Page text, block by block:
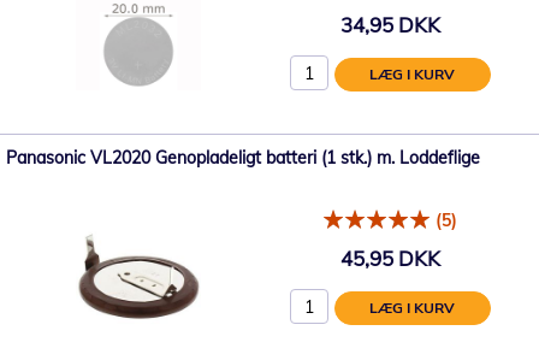
34,95 DKK
LÆG I KURV
Panasonic VL2020 Genopladeligt batteri (1 stk.) m. Loddeflige
(5)
45,95 DKK
LÆG I KURV